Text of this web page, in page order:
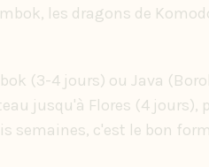
les dragons de
(3-4 jours) ou Java
jusqu'à Flores (4 jours),
semaines, c'est le bon